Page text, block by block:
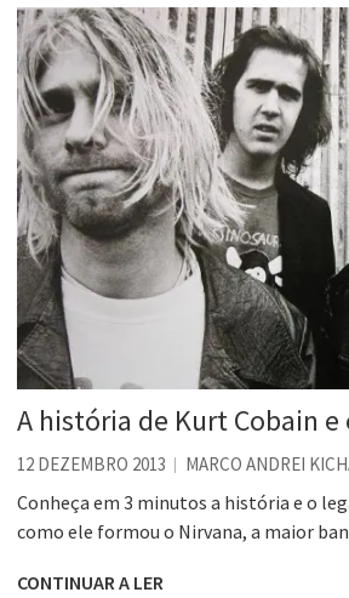
Esse tal de Rock Gaúcho
Os causos de Jorge Luis Borges
Voto obrigatório é correto?
Se queres salvar o mundo, o veganismo
A história de Kurt Cobain e
12 DEZEMBRO 2013 MARCO ANDREI
Conheça em 3 minutos a história e o
como ele formou o Nirvana, a maior
CONTINUAR A LER